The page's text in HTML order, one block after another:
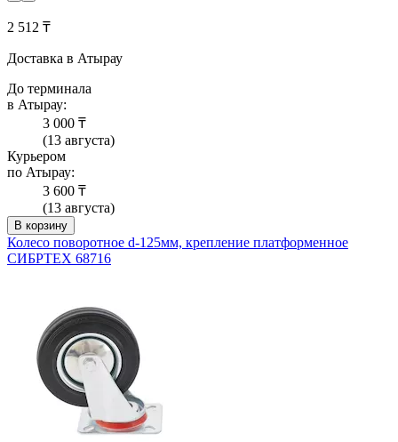
2 512 ₸
Доставка в Атырау
До терминала
в Атырау:
3 000 ₸
(13 августа)
Курьером
по Атырау:
3 600 ₸
(13 августа)
В корзину
Колесо поворотное d-125мм, крепление платформенное
СИБРТЕХ 68716